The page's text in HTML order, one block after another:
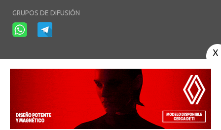
GRUPOS DE DIFUSIÓN
Aviso Legal - Política de Privacidad -Política de Cookies Área privada
© Copyright 2003 - 2026. diariodelaribera.net ®. Desarrollo porMultimedia